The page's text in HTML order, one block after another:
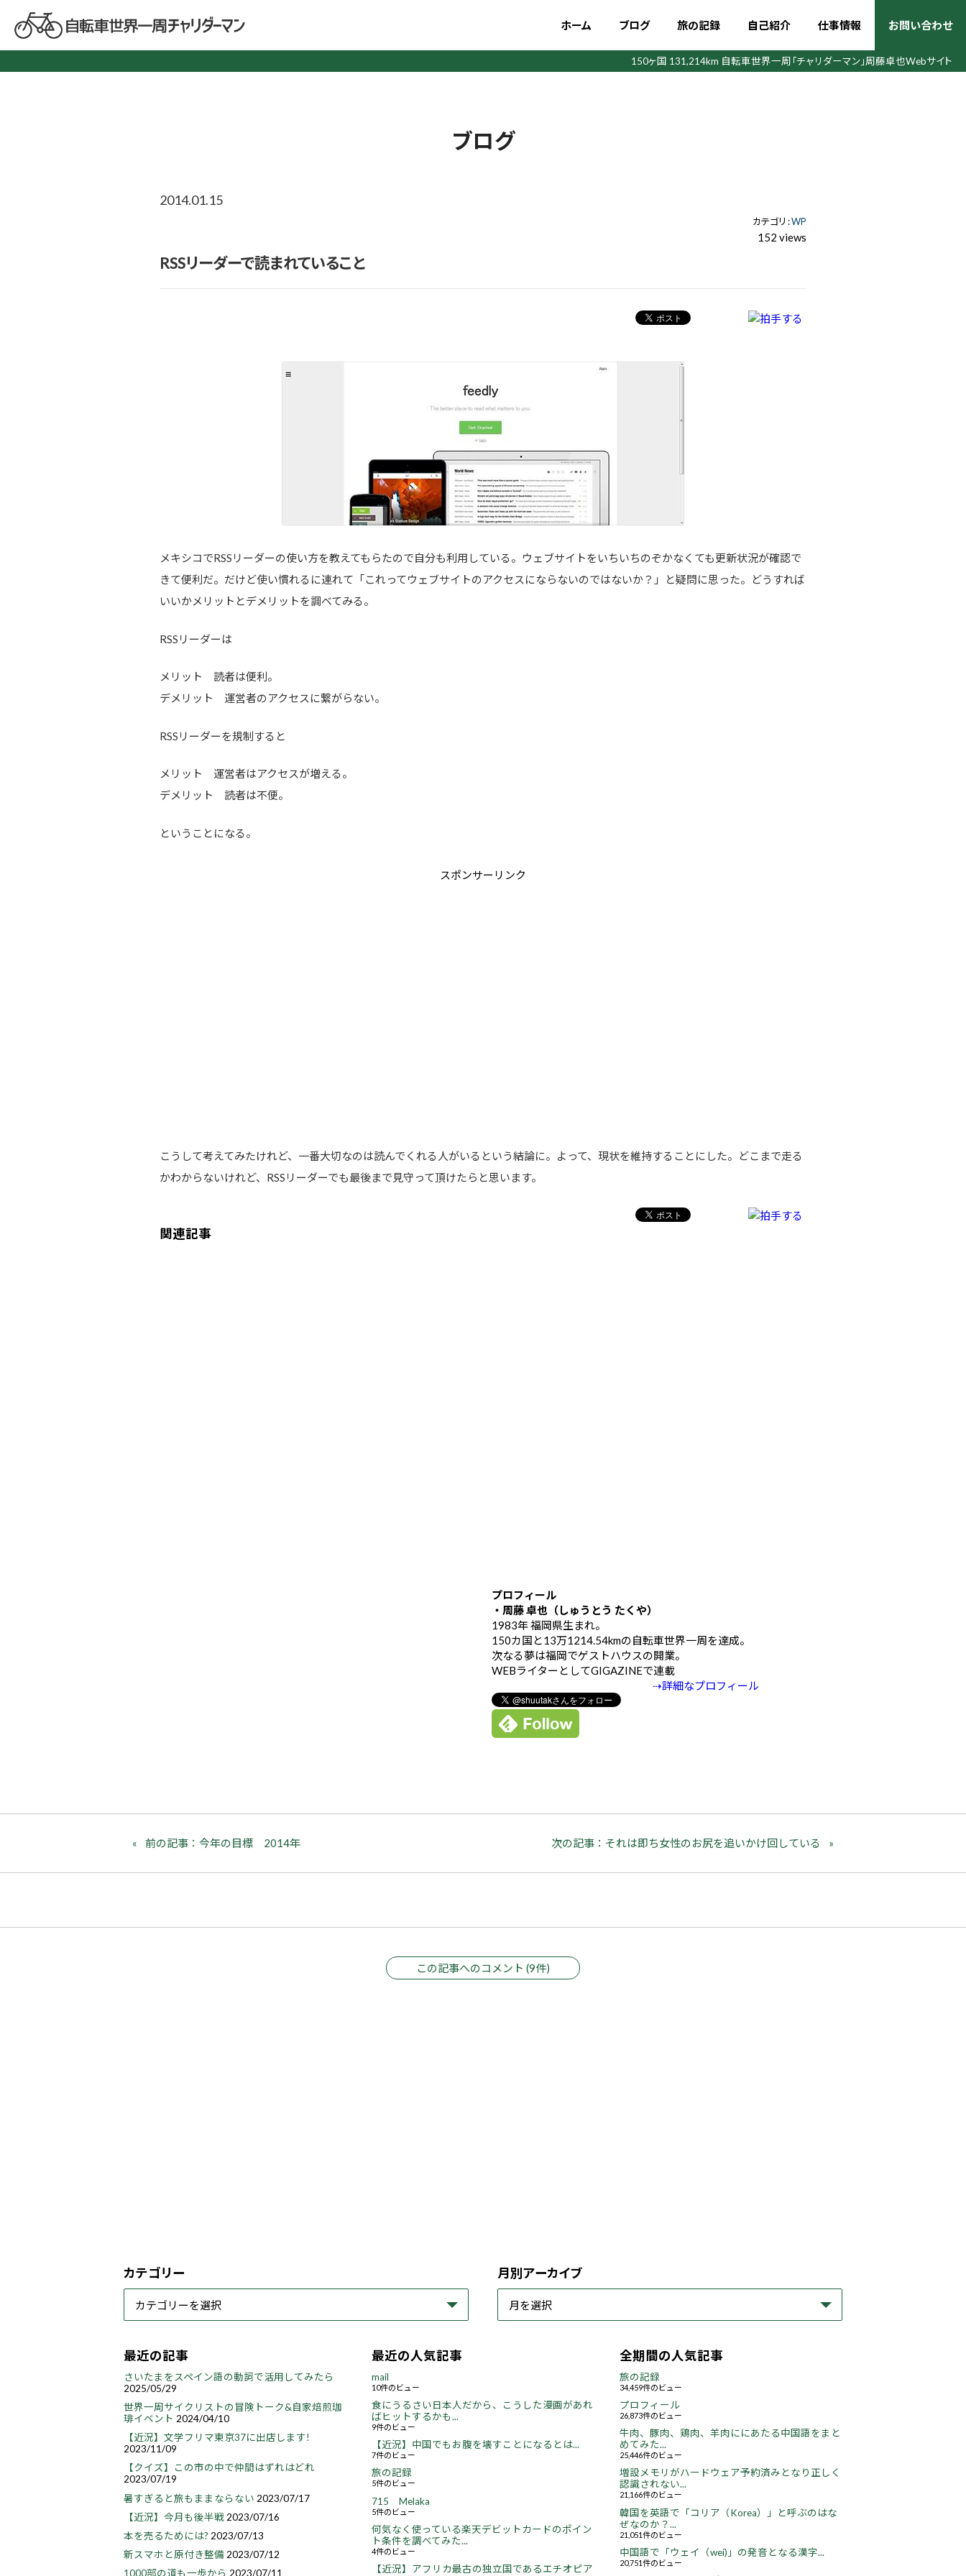
ホーム ブログ 旅の記録 自己紹介 仕事情報 お問い合わせ
150ヶ国 131,214km 自転車世界一周 「チャリダーマン」周藤卓也Webサイト
ブログ
2014.01.15
カテゴリ :WP
152 views
RSSリーダーで読まれていること
メキシコでRSSリーダーの使い方を教えてもらたので自分も利用している。ウェブサイトをいちいちのぞかなくても更新状況が確認で
きて便利だ。だけど使い慣れるに連れて「これってウェブサイトのアクセスにならないのではないか？」と疑問に思った。どうすれば
いいかメリットとデメリットを調べてみる。
RSSリーダーは
メリット 読者は便利。
デメリット 運営者のアクセスに繋がらない。
RSSリーダーを規制すると
メリット 運営者はアクセスが増える。
デメリット 読者は不便。
ということになる。
スポンサーリンク
こうして考えてみたけれど、一番大切なのは読んでくれる人がいるという結論に。よって、現状を維持することにした。どこまで走る
かわからないけれど、RSSリーダーでも最後まで見守って頂けたらと思います。
関連記事
プロフィール
・周藤 卓也（しゅうとう たくや）
1983年 福岡県生まれ。
150カ国と13万1214.54kmの自転車世界一周を達成。
次なる夢は福岡でゲストハウスの開業。
WEBライターとしてGIGAZINEで連載
⇢詳細なプロフィール
前の記事：今年の目標 2014年 次の記事：それは即ち女性のお尻を追いかけ回している
この記事へのコメント (9件)
カテゴリー 月別アーカイブ
最近の記事
さいたまをスペイン語の動詞で活用してみたら
2025/05/29
世界一周サイクリストの冒険トーク&自家焙煎珈
琲イベント 2024/04/10
【近況】文学フリマ東京37に出店します!
2023/11/09
【クイズ】この市の中で仲間はずれはどれ
2023/07/19
暑すぎると旅もままならない 2023/07/17
【近況】今月も後半戦 2023/07/16
本を売るためには? 2023/07/13
新スマホと原付き整備 2023/07/12
1000部の道も一歩から 2023/07/11
最近の人気記事
mail
10件のビュー
食にうるさい日本人だから、こうした漫画があれ
ばヒットするかも...
9件のビュー
【近況】中国でもお腹を壊すことになるとは...
7件のビュー
旅の記録
5件のビュー
715 Melaka
5件のビュー
何気なく使っている楽天デビットカードのポイン
ト条件を調べてみた...
4件のビュー
【近況】アフリカ最古の独立国であるエチオピア
全期間の人気記事
旅の記録
34,459件のビュー
プロフィール
26,873件のビュー
牛肉、豚肉、鶏肉、羊肉ににあたる中国語をまと
めてみた...
25,446件のビュー
増設メモリがハードウェア予約済みとなり正しく
認識されない...
21,166件のビュー
韓国を英語で「コリア（Korea）」と呼ぶのはな
ぜなのか？...
21,051件のビュー
中国語で「ウェイ（wei)」の発音となる漢字...
20,751件のビュー